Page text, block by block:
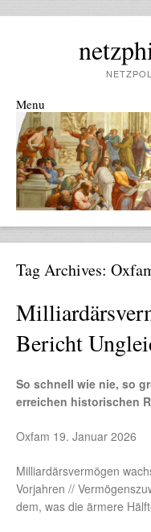
Menu
Skip to content
Tag Archives:
Bericht
So schnell wie nie, so
erreichen historischen
Oxfam 19. Januar 2026
Milliardärsvermögen
Vorjahren //
dem, was die ärmere